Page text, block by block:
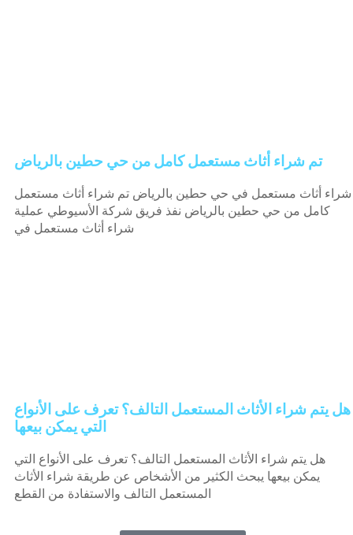
تم شراء أثاث مستعمل كامل من حي حطين بالرياض
شراء أثاث مستعمل في حي حطين بالرياض تم شراء أثاث مستعمل
كامل من حي حطين بالرياض نفذ فريق شركة الأسيوطي عملية
شراء أثاث مستعمل في
هل يتم شراء الأثاث المستعمل التالف؟ تعرف على الأنواع
التي يمكن بيعها
هل يتم شراء الأثاث المستعمل التالف؟ تعرف على الأنواع التي
يمكن بيعها يبحث الكثير من الأشخاص عن طريقة شراء الأثاث
المستعمل التالف والاستفادة من القطع